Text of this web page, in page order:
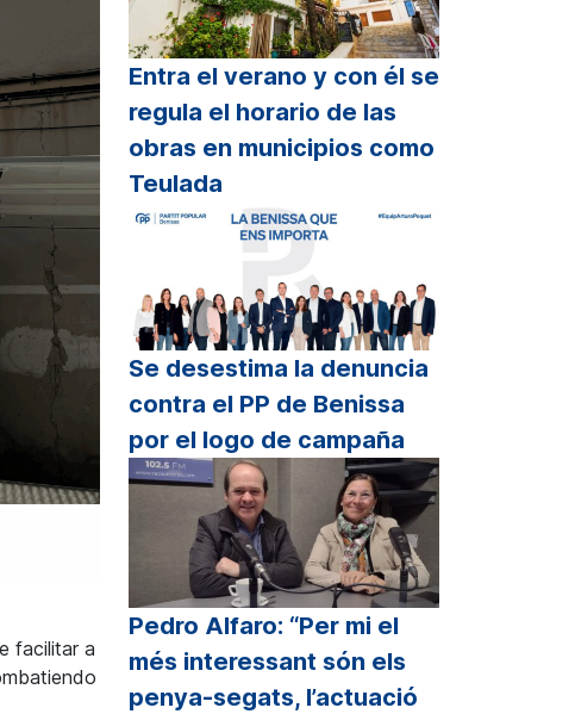
facilitar a
Entra el verano y con él se
regula el horario de las
obras en municipios como
Teulada
Se desestima la denuncia
contra el PP de Benissa
por el logo de campaña
Pedro Alfaro: “Per mi el
més interessant són els
penya-segats, l’actuació